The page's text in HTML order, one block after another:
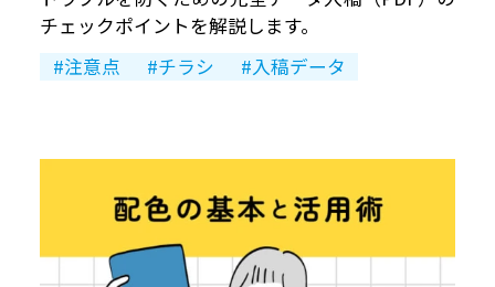
チェックポイントを解説します。
注意点
チラシ 入稿データ